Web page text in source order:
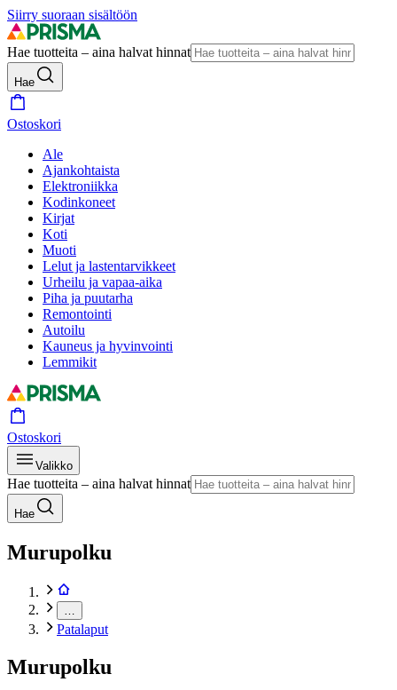
Siirry suoraan sisältöön
Hae tuotteita – aina halvat hinnat
Hae
Ostoskori
Ale
Ajankohtaista
Elektroniikka
Kodinkoneet
Kirjat
Koti
Muoti
Lelut ja lastentarvikkeet
Urheilu ja vapaa-aika
Piha ja puutarha
Remontointi
Autoilu
Kauneus ja hyvinvointi
Lemmikit
Ostoskori
Valikko
Hae tuotteita – aina halvat hinnat
Hae
Murupolku
Patalaput
Murupolku